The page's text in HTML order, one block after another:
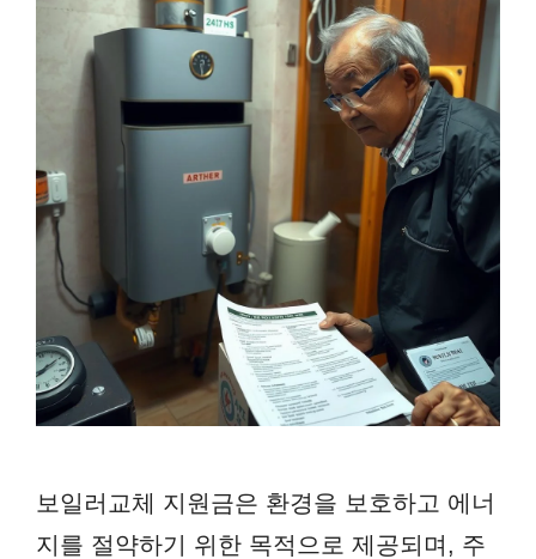
보일러교체 지원금은 환경을 보호하고 에너
지를 절약하기 위한 목적으로 제공되며, 주